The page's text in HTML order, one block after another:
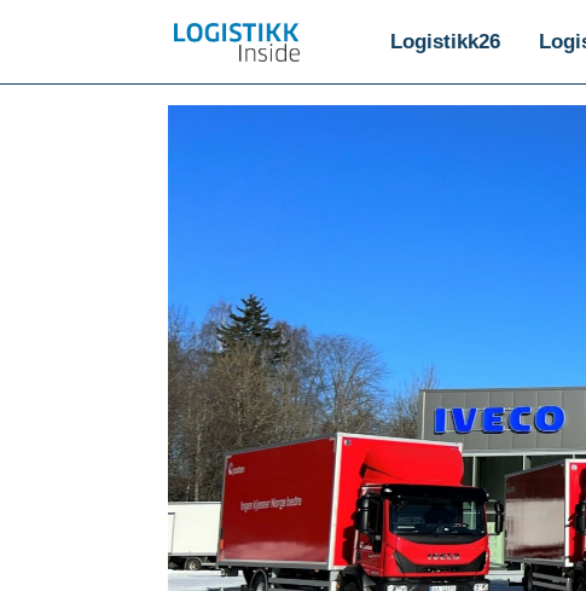
Logistikk26